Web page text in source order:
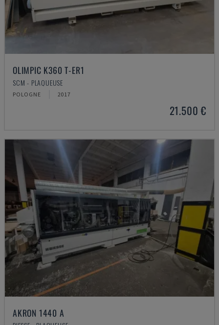
OLIMPIC K360 T-ER1
SCM - PLAQUEUSE
POLOGNE 2017
21.500 €
AKRON 1440 A